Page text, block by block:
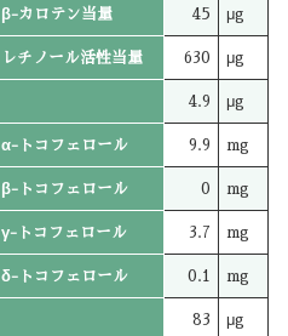
β-カロテン当量 45 μg
レチノール活性当量 630 μg
4.9 μg
α-トコフェロール 9.9 mg
β-トコフェロール 0 mg
γ-トコフェロール 3.7 mg
δ-トコフェロール 0.1 mg
83 μg